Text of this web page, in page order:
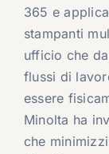
365 e
stampanti
ufficio che
flussi di
essere
Minolta ha
che